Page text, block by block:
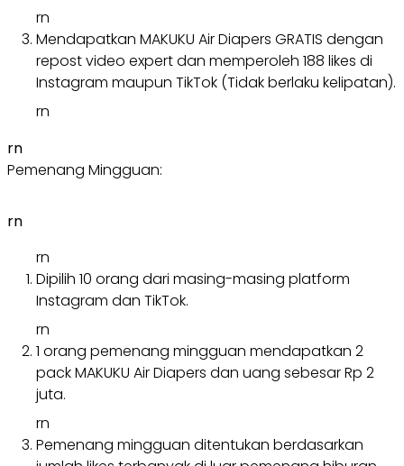
rn
Mendapatkan MAKUKU Air Diapers GRATIS dengan
repost video expert dan memperoleh 188 likes di
Instagram maupun TikTok (Tidak berlaku kelipatan).
rn
rn
Pemenang Mingguan:
rn
rn
Dipilih 10 orang dari masing-masing platform
Instagram dan TikTok.
rn
1 orang pemenang mingguan mendapatkan 2
pack MAKUKU Air Diapers dan uang sebesar Rp 2
juta.
rn
Pemenang mingguan ditentukan berdasarkan